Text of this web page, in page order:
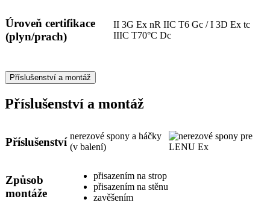
Úroveň certifikace
(plyn/prach)
II 3G Ex nR IIC T6 Gc / I 3D Ex tc
IIIC T70°C Dc
Příslušenství a montáž
Příslušenství a montáž
Příslušenství nerezové spony a háčky
(v balení)
Způsob
montáže
přisazením na strop
přisazením na stěnu
zavěšením